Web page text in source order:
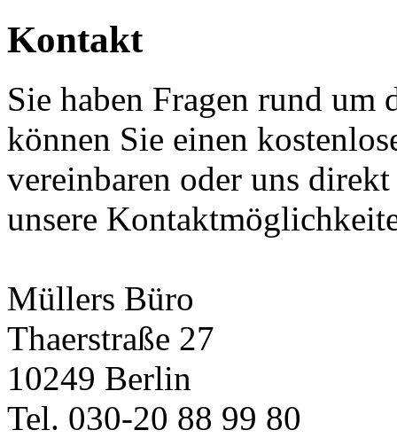
Kontakt
Sie haben Fragen rund um
können Sie einen
vereinbaren oder uns
unsere
Müllers Büro
Thaerstraße 27
10249 Berlin
Tel. 030-20 88 99 80